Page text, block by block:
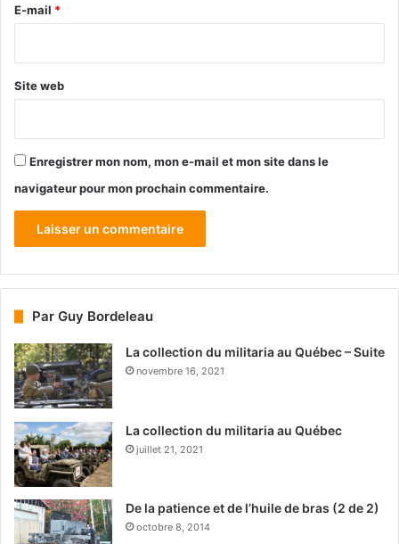
e
E-mail *
Site web
Enregistrer mon nom, mon e-mail et mon site dans le
navigateur pour mon prochain commentaire.
Par Guy Bordeleau
La collection du militaria au Québec – Suite
novembre 16, 2021
La collection du militaria au Québec
juillet 21, 2021
De la patience et de l’huile de bras (2 de 2)
octobre 8, 2014